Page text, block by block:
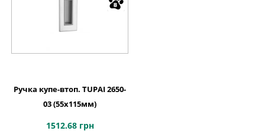
Ручка купе-втоп. TUPAI 2650-
03 (55х115мм)
1512.68 грн